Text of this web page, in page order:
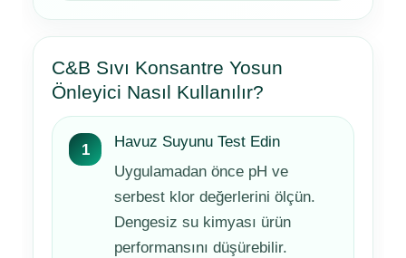
C&B Sıvı Konsantre Yosun
Önleyici Nasıl Kullanılır?
Havuz Suyunu Test Edin
Uygulamadan önce pH ve
serbest klor değerlerini ölçün.
Dengesiz su kimyası ürün
performansını düşürebilir.